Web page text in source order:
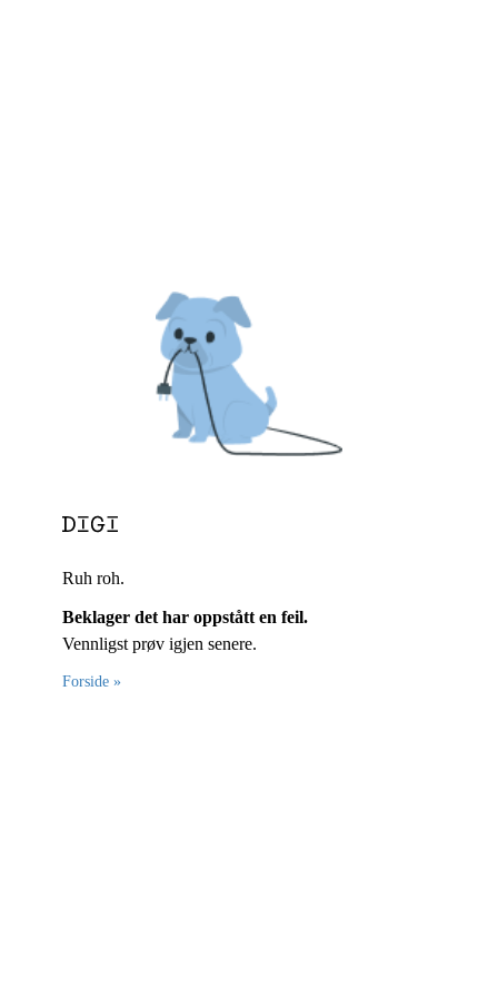
Ruh roh.
Beklager det har oppstått en feil.
Vennligst prøv igjen senere.
Forside »